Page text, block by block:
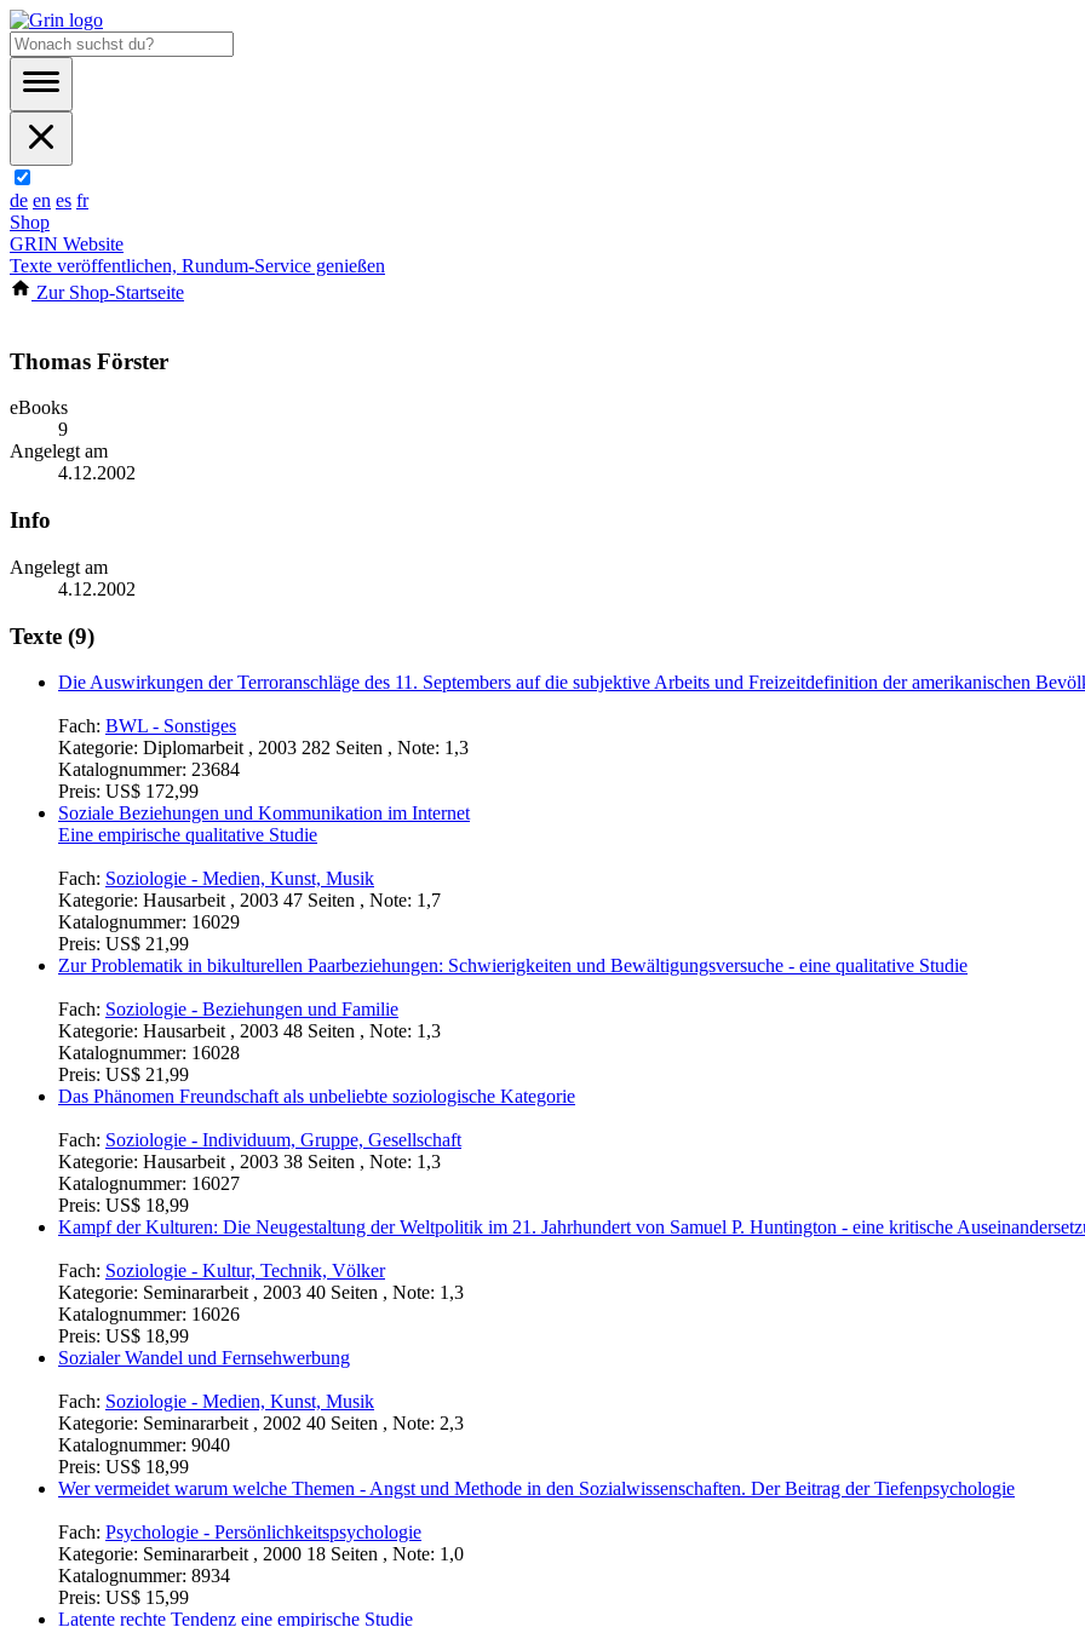
de en es fr
Shop
GRIN Website
Texte veröffentlichen, Rundum-Service genießen
Zur Shop-Startseite
Thomas Förster
eBooks
9
Angelegt am
4.12.2002
Info
Angelegt am
4.12.2002
Texte (9)
Die Auswirkungen der Terroranschläge des 11. Septembers auf die subjektive Arbeits und Freizeitdefinition der amerikanischen
Fach: BWL - Sonstiges
Kategorie: Diplomarbeit , 2003 282 Seiten , Note: 1,3
Katalognummer: 23684
Preis: US$ 172,99
Soziale Beziehungen und Kommunikation im Internet
Eine empirische qualitative Studie
Fach: Soziologie - Medien, Kunst, Musik
Kategorie: Hausarbeit , 2003 47 Seiten , Note: 1,7
Katalognummer: 16029
Preis: US$ 21,99
Zur Problematik in bikulturellen Paarbeziehungen: Schwierigkeiten und Bewältigungsversuche - eine qualitative Studie
Fach: Soziologie - Beziehungen und Familie
Kategorie: Hausarbeit , 2003 48 Seiten , Note: 1,3
Katalognummer: 16028
Preis: US$ 21,99
Das Phänomen Freundschaft als unbeliebte soziologische Kategorie
Fach: Soziologie - Individuum, Gruppe, Gesellschaft
Kategorie: Hausarbeit , 2003 38 Seiten , Note: 1,3
Katalognummer: 16027
Preis: US$ 18,99
Kampf der Kulturen: Die Neugestaltung der Weltpolitik im 21. Jahrhundert von Samuel P. Huntington - eine kritische
Fach: Soziologie - Kultur, Technik, Völker
Kategorie: Seminararbeit , 2003 40 Seiten , Note: 1,3
Katalognummer: 16026
Preis: US$ 18,99
Sozialer Wandel und Fernsehwerbung
Fach: Soziologie - Medien, Kunst, Musik
Kategorie: Seminararbeit , 2002 40 Seiten , Note: 2,3
Katalognummer: 9040
Preis: US$ 18,99
Wer vermeidet warum welche Themen - Angst und Methode in den Sozialwissenschaften. Der Beitrag der Tiefenpsychologie
Fach: Psychologie - Persönlichkeitspsychologie
Kategorie: Seminararbeit , 2000 18 Seiten , Note: 1,0
Katalognummer: 8934
Preis: US$ 15,99
Latente rechte Tendenz eine empirische Studie